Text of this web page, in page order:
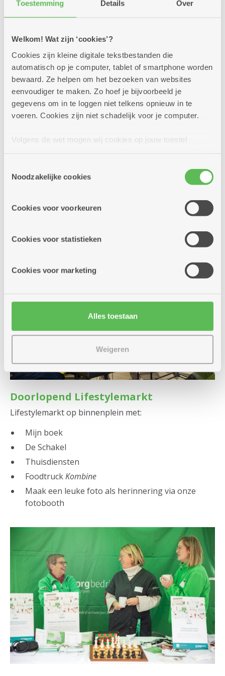
Toestemming Details Over
Welkom! Wat zijn ‘cookies’?
Cookies zijn kleine digitale tekstbestanden die
automatisch op je computer, tablet of smartphone worden
bewaard. Ze helpen om het bezoeken van websites
eenvoudiger te maken. Zo hoef je bijvoorbeeld je
gegevens om in te loggen niet telkens opnieuw in te
voeren. Cookies zijn niet schadelijk voor je computer.
Volgens de wet mogen wij cookies op jouw toestel
cookies hebben we jouw toestemming nodig. Sommige
cookies worden geplaatst door derde partijen die een
informatie over jouw (geanonimiseerd) gebruik van onze
partners kunnen deze gegevens combineren met andere
Noodzakelijke cookies
Cookies voor voorkeuren
Cookies voor statistieken
Cookies voor marketing
Alles toestaan
Weigeren
Steven de Lelie
trekt Steven de Lelie de registers open met een vrolijk
Doorlopend Lifestylemarkt
Lifestylemarkt op binnenplein met:
Mijn boek
De Schakel
Thuisdiensten
FoodtruckKombine
Maak een leuke foto als herinnering via onze
fotobooth